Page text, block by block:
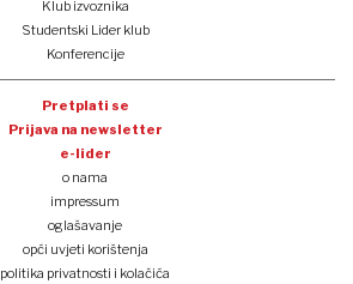
Klub izvoznika
Studentski Lider klub
Konferencije
Pretplati se
Prijava na newsletter
e-lider
o nama
impressum
oglašavanje
opći uvjeti korištenja
politika privatnosti i kolačića